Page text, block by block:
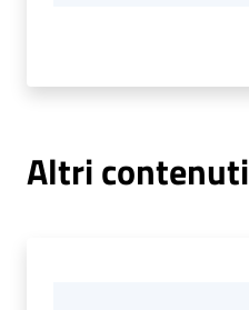
Altri contenuti